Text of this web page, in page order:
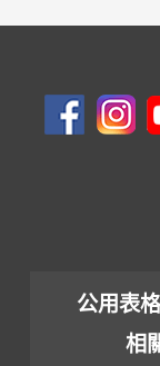
公用表格
相